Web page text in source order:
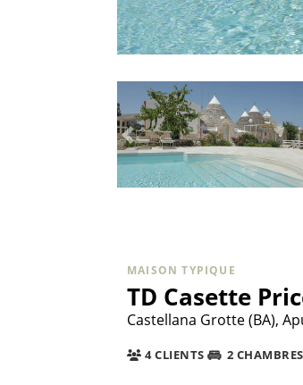
MAISON TYPIQUE
TD Casette
Castellana Grotte (BA),
4 CLIENTS 2 CHAMBRES